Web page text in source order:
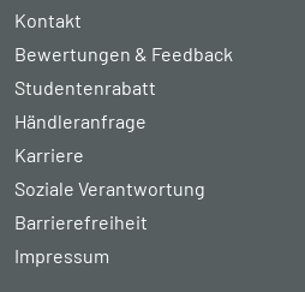
Kontakt
Bewertungen & Feedback
Studentenrabatt
Händleranfrage
Karriere
Soziale Verantwortung
Barrierefreiheit
Impressum